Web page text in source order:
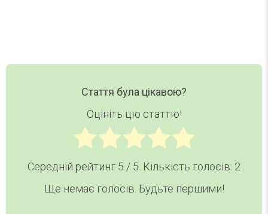
Стаття була цікавою?
Оцініть цю статтю!
Середній рейтинг 5 / 5. Кількість голосів: 2
Ще немає голосів. Будьте першими!